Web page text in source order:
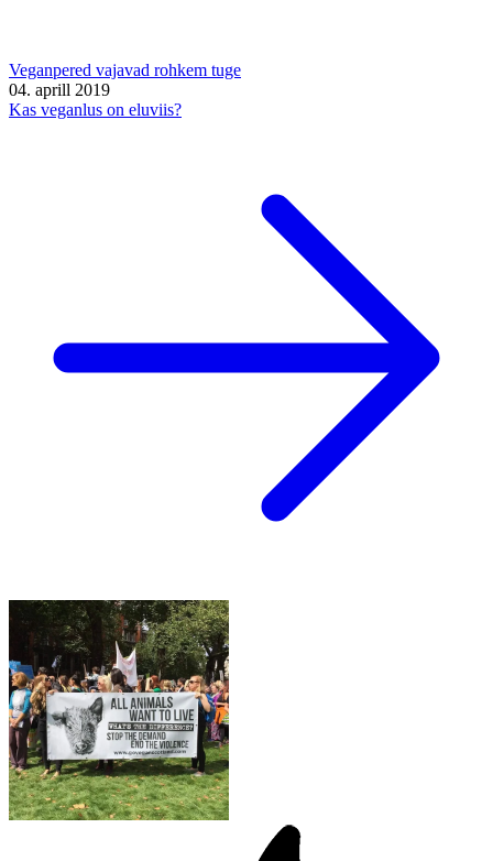
Veganpered vajavad rohkem tuge
04. aprill 2019
Kas veganlus on eluviis?